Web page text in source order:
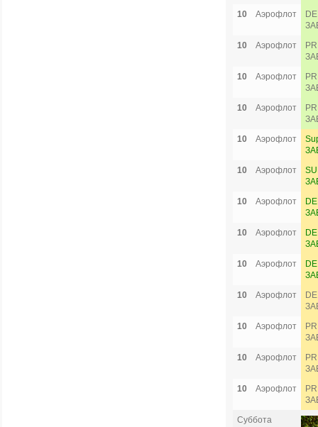
10
Аэрофлот
10
Аэрофлот
10
Аэрофлот
10
Аэрофлот
10
Аэрофлот
10
Аэрофлот
10
Аэрофлот
10
Аэрофлот
10
Аэрофлот
10
Аэрофлот
10
Аэрофлот
10
Аэрофлот
10
Аэрофлот
Суббота